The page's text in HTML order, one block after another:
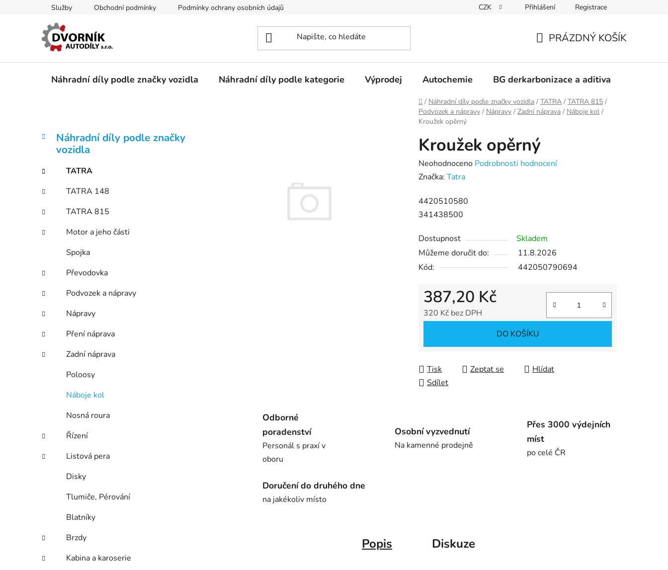
Služby Obchodní podmínky Podmínky ochrany osobních údajů CZK Přihlášení Registrace
KOŠÍK
PRÁZDNÝ KOŠÍK
Náhradní díly podle značky vozidla Náhradní díly podle kategorie Výprodej Autochemie BG derkarbonizace a aditiva
Domů
/ Náhradní díly podle značky vozidla / TATRA / TATRA 815 /
Podvozek a nápravy / Nápravy / Zadní náprava / Náboje kol /
Kroužek opěrný
P
t
a
n
í
n
e
l
Přeskočit
kategorie
K
a
g
r
i
e
Náhradní díly podle značky
vozidla
TATRA
TATRA 148
TATRA 815
Motor a jeho části
Spojka
Převodovka
Podvozek a nápravy
Nápravy
Pření náprava
Zadní náprava
Poloosy
Náboje kol
Nosná roura
Řízení
Listová pera
Disky
Tlumiče, Pérování
Blatníky
Brzdy
Kabina a karoserie
Kroužek opěrný
Průměrné
hodnocení
je
0,0
5
hvězdiček.
Neohodnoceno Podrobnosti hodnocení
Značka: Tatra
4420510580
341438500
Dostupnost
Skladem
Můžeme doručit do:
11.8.2026
Kód:
442050790694
387,20 Kč
320 Kč bez DPH
DO KOŠÍKU
Tisk Zeptat se
Hlídat
Sdílet
Odborné
poradenství
Personál s praxí v
oboru
Osobní vyzvednutí
Na kamenné prodejně
Přes 3000 výdejních
míst
po celé ČR
Doručení do druhého dne
na jakékoliv místo
Popis Diskuze